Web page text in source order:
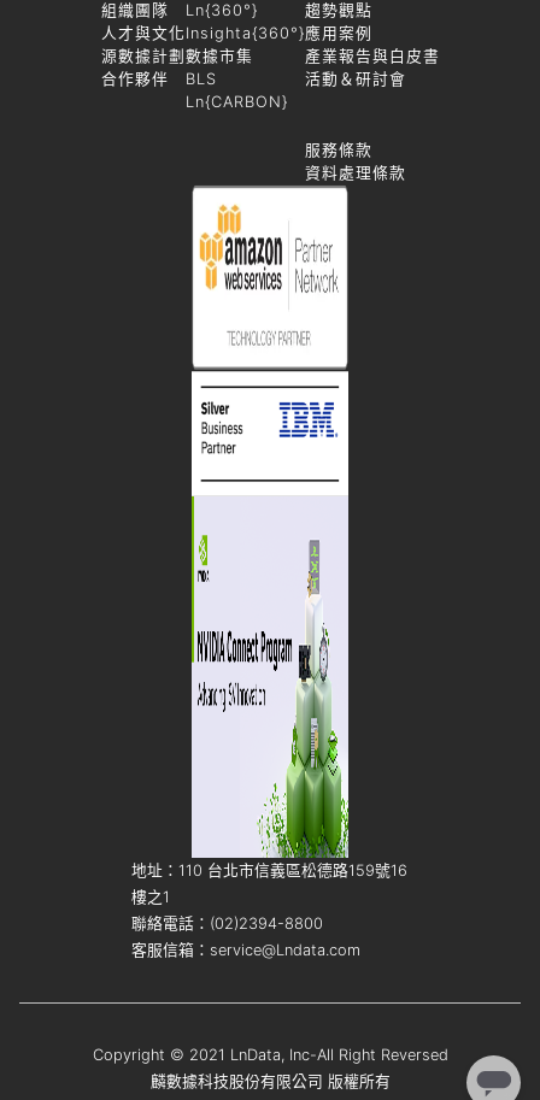
地址：110 台北市信義區松德路159號16
樓之1
聯絡電話：(02)2394-8800
客服信箱：service@Lndata.com
組織團隊
人才與文化
源數據計劃
合作夥伴
Ln{360°}
Insighta{360°}
數據市集
BLS
Ln{CARBON}
趨勢觀點
應用案例
產業報告與白皮書
活動＆研討會
服務條款
資料處理條款
Copyright © 2021 LnData, Inc-All Right Reversed
麟數據科技股份有限公司 版權所有